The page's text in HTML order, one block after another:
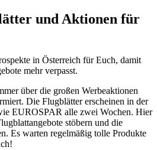
und Aktionen für
in Österreich für Euch, damit
mehr verpasst.
über die großen Werbeaktionen
Die Flugblätter erscheinen in der
EUROSPAR alle zwei Wochen. Hier
stöbern und die
Es warten regelmäßig tolle Produkte